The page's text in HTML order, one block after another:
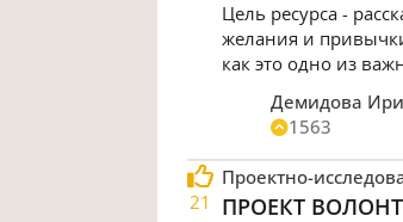
Цель ресурса -
желания и
как это одно из
Демидова
1563
21
Проектно-
ПРОЕКТ